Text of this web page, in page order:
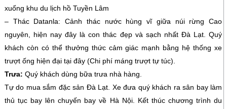
xuống khu du lịch hồ Tuyền Lâm
– Thác Datanla: Cảnh thác nước hùng vĩ giữa núi rừng Cao
nguyên, hiện nay đây là con thác đẹp và sạch nhất Đà Lạt. Quý
khách còn có thể thưởng thức cảm giác mạnh bằng hệ thống xe
trượt ống hiện đại tại đây (Chi phí máng trượt tự túc).
Trưa: Quý khách dùng bữa trưa nhà hàng.
Tự do mua sắm đặc sản Đà Lạt. Xe đưa quý khách ra sân bay làm
thủ tục bay lên chuyến bay về Hà Nội. Kết thúc chương trình du